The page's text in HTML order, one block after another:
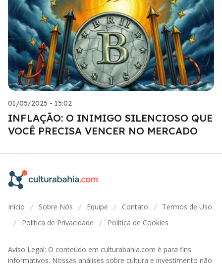
01/05/2025 - 15:02
INFLAÇÃO: O INIMIGO SILENCIOSO QUE
VOCÊ PRECISA VENCER NO MERCADO
Início / Sobre Nós / Equipe / Contato / Termos de Uso
/ Política de Privacidade / Política de Cookies
Aviso Legal: O conteúdo em culturabahia.com é para fins
informativos. Nossas análises sobre cultura e investimento não